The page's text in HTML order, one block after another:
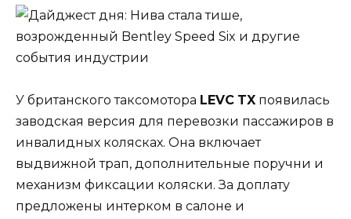
У британского таксомотора LEVC TX появилась
заводская версия для перевозки пассажиров в
инвалидных колясках. Она включает
выдвижной трап, дополнительные поручни и
механизм фиксации коляски. За доплату
предложены интерком в салоне и